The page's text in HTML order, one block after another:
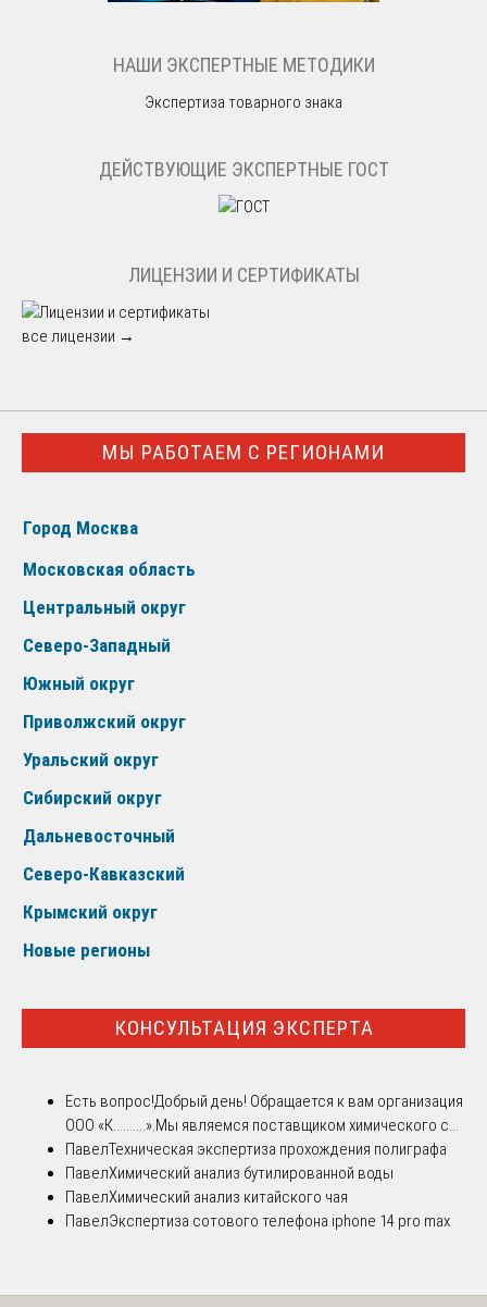
НАШИ ЭКСПЕРТНЫЕ МЕТОДИКИ
Экспертиза товарного знака
ДЕЙСТВУЮЩИЕ ЭКСПЕРТНЫЕ ГОСТ
ЛИЦЕНЗИИ И СЕРТИФИКАТЫ
все лицензии →
МЫ РАБОТАЕМ С РЕГИОНАМИ
Город Москва
Московская область
Центральный округ
Северо-Западный
Южный округ
Приволжский округ
Уральский округ
Сибирский округ
Дальневосточный
Северо-Кавказский
Крымский округ
Новые регионы
КОНСУЛЬТАЦИЯ ЭКСПЕРТА
Есть вопрос!Добрый день! Обращается к вам организация
ООО «К..........».Мы являемся поставщиком химического с...
ПавелТехническая экспертиза прохождения полиграфа
ПавелХимический анализ бутилированной воды
ПавелХимический анализ китайского чая
ПавелЭкспертиза сотового телефона iphone 14 pro max